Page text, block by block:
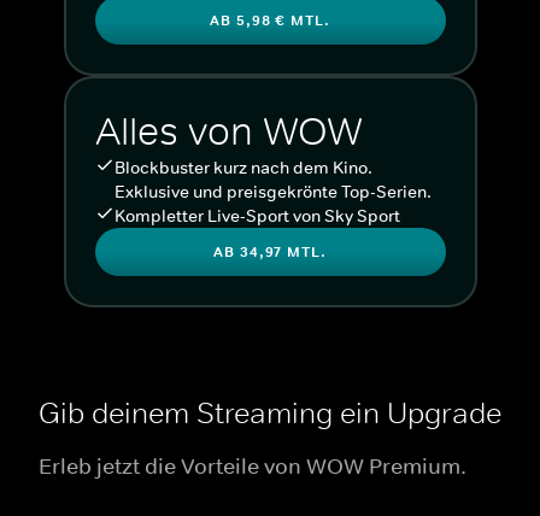
AB 5,98 € MTL.
Alles von WOW
Blockbuster kurz nach dem Kino.
Exklusive und preisgekrönte Top-Serien.
Kompletter Live-Sport von Sky Sport
AB 34,97 MTL.
Gib deinem Streaming ein Upgrade
Erleb jetzt die Vorteile von WOW Premium.